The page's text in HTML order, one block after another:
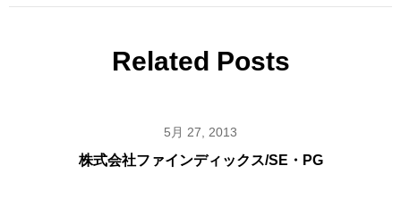
Related Posts
5月 27, 2013
株式会社ファインディックス/SE・PG